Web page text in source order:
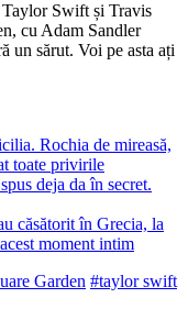
Taylor Swift și Travis
cu Adam Sandler
un sărut. Voi pe asta ați
Rochia de mireasă,
toate privirile
deja da în secret.
căsătorit în Grecia, la
moment intim
Garden #taylor swift